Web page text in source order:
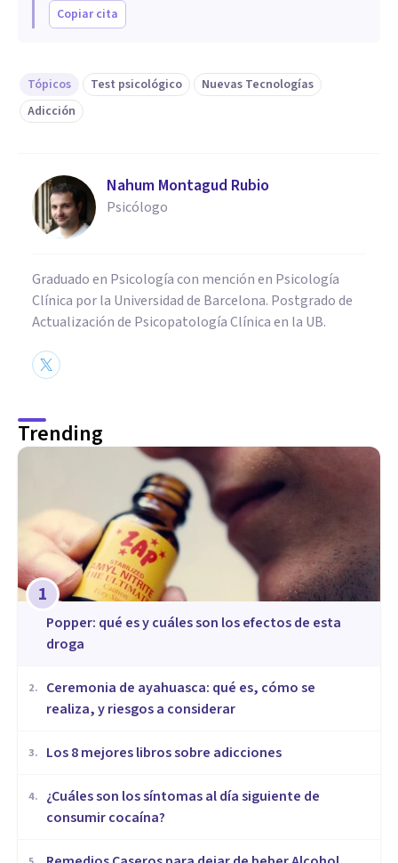
Copiar cita
Tópicos Test psicológico
Nuevas Tecnologías
Adicción
Nahum Montagud Rubio
Psicólogo
Graduado en Psicología con mención en Psicología
Clínica por la Universidad de Barcelona. Postgrado de
Actualización de Psicopatología Clínica en la UB.
Trending
1
Popper: qué es y cuáles son los efectos de esta
droga
2.
Ceremonia de ayahuasca: qué es, cómo se
realiza, y riesgos a considerar
3. Los 8 mejores libros sobre adicciones
4.
¿Cuáles son los síntomas al día siguiente de
consumir cocaína?